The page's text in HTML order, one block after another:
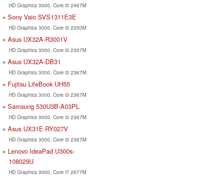
HD Graphics 3000, Core i5 2467M
Sony Vaio SVS1311E3E
HD Graphics 3000, Core i3 2350M
Asus UX32A-R3001V
HD Graphics 3000, Core i3 2367M
Asus UX32A-DB31
HD Graphics 3000, Core i3 2367M
Fujitsu LifeBook UH55
HD Graphics 3000, Core i3 2367M
Samsung 530U3B-A03PL
HD Graphics 3000, Core i3 2367M
Asus UX31E-RY027V
HD Graphics 3000, Core i3 2367M
Lenovo IdeaPad U300s-
108029U
HD Graphics 3000, Core i7 2677M